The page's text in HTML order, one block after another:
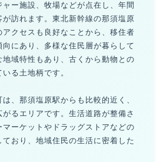
ー施設、牧場などが点在し、年間
訪れます。東北新幹線の那須塩原
クセスも良好なことから、移住者
にあり、多様な住民層が暮らして
域特性もあり、古くから動物との
る土地柄です。
、那須塩原駅からも比較的近く、
るエリアです。生活道路が整備さ
ーケットやドラッグストアなどの
おり、地域住民の生活に密着した